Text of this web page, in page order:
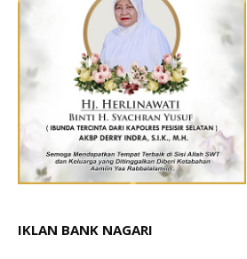
IKLAN BANK NAGARI